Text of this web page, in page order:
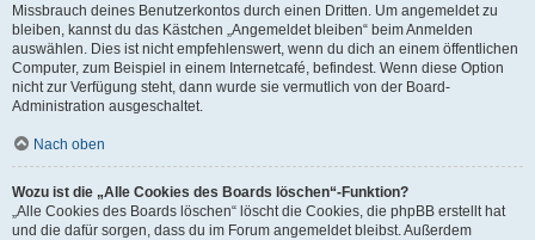
Missbrauch deines Benutzerkontos durch einen Dritten. Um angemeldet zu
bleiben, kannst du das Kästchen „Angemeldet bleiben“ beim Anmelden
auswählen. Dies ist nicht empfehlenswert, wenn du dich an einem öffentlichen
Computer, zum Beispiel in einem Internetcafé, befindest. Wenn diese Option
nicht zur Verfügung steht, dann wurde sie vermutlich von der Board-
Administration ausgeschaltet.
Nach oben
Wozu ist die „Alle Cookies des Boards löschen“-Funktion?
„Alle Cookies des Boards löschen“ löscht die Cookies, die phpBB erstellt hat
und die dafür sorgen, dass du im Forum angemeldet bleibst. Außerdem